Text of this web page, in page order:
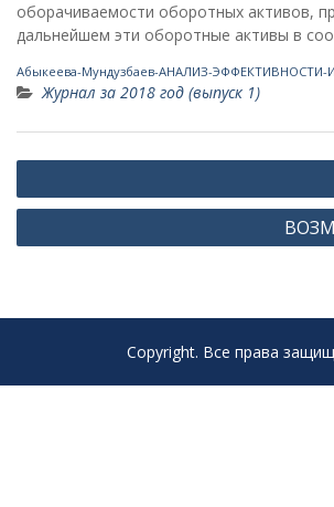
оборачиваемости оборотных активов,
дальнейшем эти оборотные активы в
Абыкеева-Мундузбаев-АНАЛИЗ-
Журнал за 2018 год (выпуск 1)
Навигация
по
Copyright. Все права